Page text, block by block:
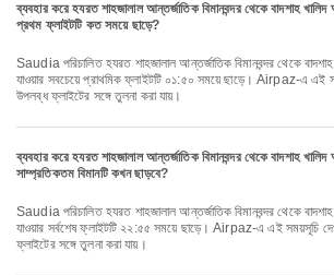
ব্যবহার করে হযরত শাহজালাল আন্তর্জাতিক বিমানবন্দর থেকে বাদশাহ খালিদ
প্রথম ফ্লাইটটি কত সময়ে ছাড়ে?
Saudia পরিচালিত হযরত শাহজালাল আন্তর্জাতিক বিমানবন্দর থেকে বাদশাহ খালিদ আন্তর্জাতিক বিমানবন্দর
যাওয়ার সবচেয়ে প্রাথমিক ফ্লাইটটি ০১:৫০ সময়ে ছাড়ে। Airpaz-এ এই
উপলব্ধ ফ্লাইটের সঙ্গে তুলনা করা যায়।
ব্যবহার করে হযরত শাহজালাল আন্তর্জাতিক বিমানবন্দর থেকে বাদশাহ খালিদ
সাম্প্রতিকতম বিমানটি কখন ছাড়বে?
Saudia পরিচালিত হযরত শাহজালাল আন্তর্জাতিক বিমানবন্দর থেকে বাদশাহ খালিদ আন্তর্জাতিক বিমানবন্দর
যাওয়ার সর্বশেষ ফ্লাইটটি ২২:৫৫ সময়ে ছাড়ে। Airpaz-এ এই সময়সূচি
ফ্লাইটের সঙ্গে তুলনা করা যায়।